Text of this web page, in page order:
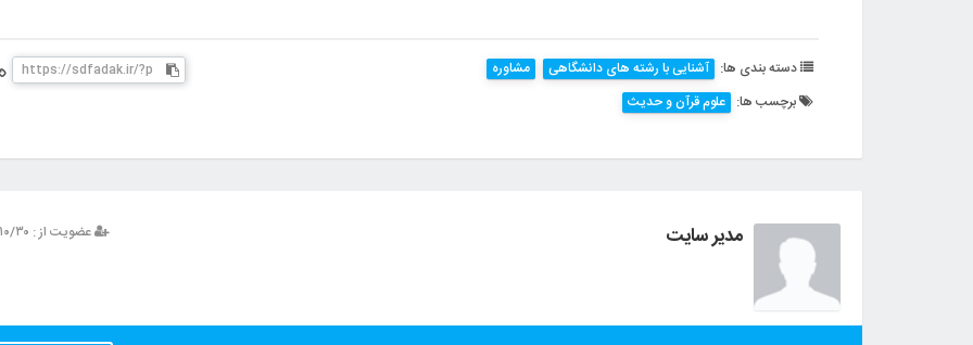
دسته بندی ها: آشنایی با رشته های دانشگاهی
مشاوره
برچسب ها: علوم قرآن و حدیث
عضویت از : ۱۳۹۳/۱۰/۳۰ مدیر سایت